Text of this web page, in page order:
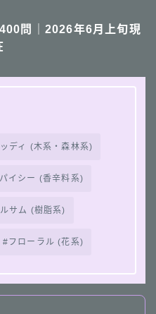
問｜2026年6月上旬現
ディ (木系・森林系)
イシー (香辛料系)
サム (樹脂系)
フローラル (花系)